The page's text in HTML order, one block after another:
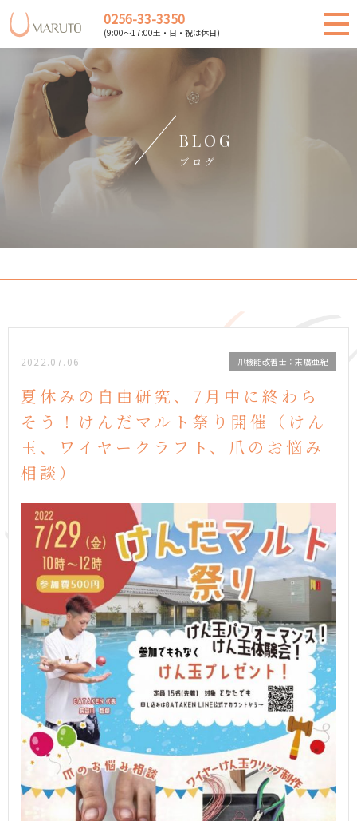
0256-33-3350
(9:00～17:00土・日・祝は休日)
BLOG
ブログ
2022.07.06 爪機能改善士：末廣亜紀
夏休みの自由研究、7月中に終わら
そう！けんだマルト祭り開催（けん
玉、ワイヤークラフト、爪のお悩み
相談）